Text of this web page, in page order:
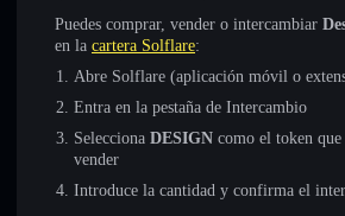
Puedes comprar, vender o intercambiar
en la cartera Solflare:
Abre Solflare (aplicación móvil o
Entra en la pestaña de Intercambio
Selecciona DESIGN como el token que
vender
Introduce la cantidad y confirma el